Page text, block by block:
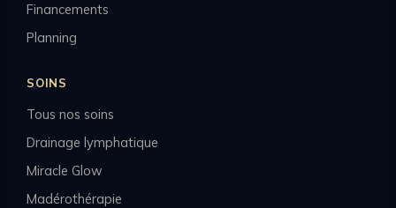
Financements
Planning
SOINS
Tous nos soins
Drainage lymphatique
Miracle Glow
Madérothérapie